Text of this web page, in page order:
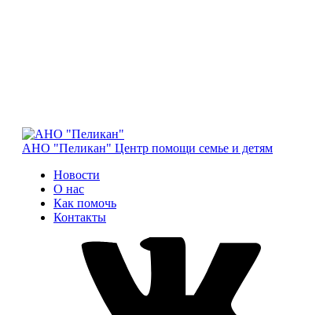
АНО "Пеликан" Центр помощи семье и детям
Новости
О нас
Как помочь
Контакты